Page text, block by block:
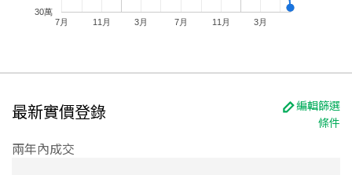
7月 11月 3月 7月 11月 3月
30萬
最新實價登錄
編輯篩選
條件
兩年內成交